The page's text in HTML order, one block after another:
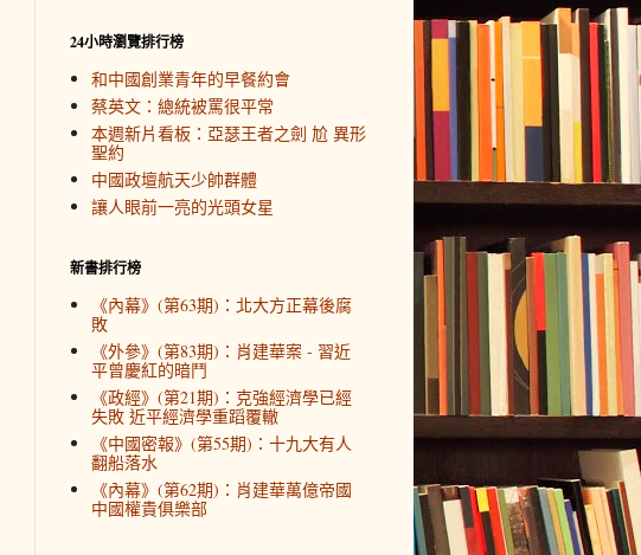
24小時瀏覽排行榜
和中國創業青年的早餐約會
蔡英文：總統被罵很平常
本週新片看板：亞瑟王者之劍 尬 異形
聖約
中國政壇航天少帥群體
讓人眼前一亮的光頭女星
新書排行榜
《內幕》(第63期)：北大方正幕後腐
敗
《外參》(第83期)：肖建華案 - 習近
平曾慶紅的暗鬥
《政經》(第21期)：克強經濟學已經
失敗 近平經濟學重蹈覆轍
《中國密報》(第55期)：十九大有人
翻船落水
《內幕》(第62期)：肖建華萬億帝國
中國權貴俱樂部